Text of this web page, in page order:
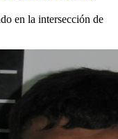
en la intersección de